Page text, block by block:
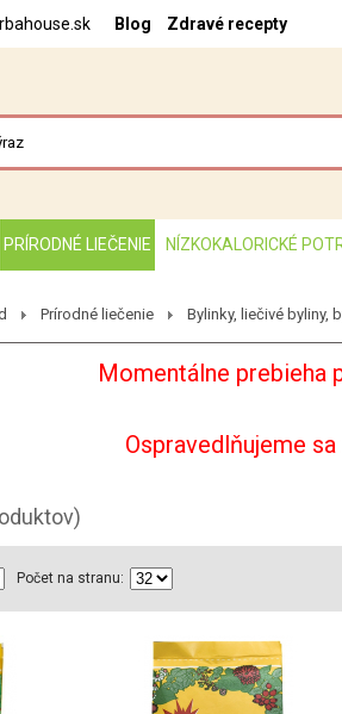
Blog Zdravé recepty
PRÍRODNÉ LIEČENIE NÍZKOKALORICKÉ
Prírodné liečenie Bylinky, liečivé byliny,
Momentálne prebieha
Ospravedlňujeme
Počet na stranu: